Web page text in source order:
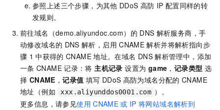
参照上述三个步骤，为其他 DDoS 高防 IP 配置同样的转
发规则。
前往域名（demo.aliyundoc.com）的 DNS 解析服务商，手
动修改域名的 DNS 解析，启用 CNAME 解析并将解析指向步
骤 1 中获得的 CNAME 地址。在域名 DNS 解析管理中，添加
一条 CNAME 记录：将主机记录 设置为 game ， 记录类型 选
择 CNAME ，记录值 填写 DDoS 高防为域名分配的 CNAME
地址（例如
xxx.aliyunddos0001.com ）。
更多信息，请参见使用 CNAME 或 IP 将网站域名解析到